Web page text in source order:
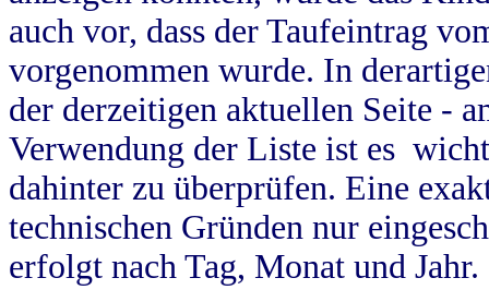
auch vor, dass der Taufeintrag
vorgenommen wurde. In
der derzeitigen aktuellen Seite -
Verwendung der Liste ist es
dahinter zu überprüfen. Eine
technischen Gründen nur
erfolgt nach Tag, Monat und Jahr.